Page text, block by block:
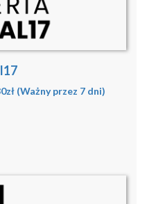
(Ważny przez 7 dni)